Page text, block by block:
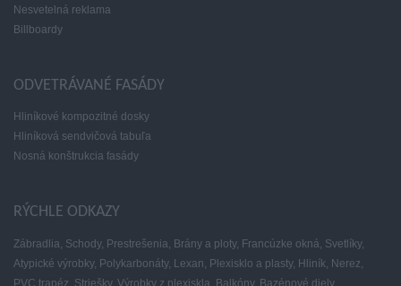
Nesvetelná reklama
Billboardy
ODVETRÁVANÉ FASÁDY
Hliníkové kompozitné dosky
Hliníková sendvičová tabuľa
Nosná konštrukcia fasády
RÝCHLE ODKAZY
Zábradlia, Schody, Prestrešenia, Brány a ploty, Francúzke okná, Svetlíky,
Atypické výrobky, Polykarbonáty, Lexan, Plexisklo a plasty, Hliník, Nerez,
PVC trapéz, Striešky, Výrobky z plexiskla, Balkóny, Bazénové diely,